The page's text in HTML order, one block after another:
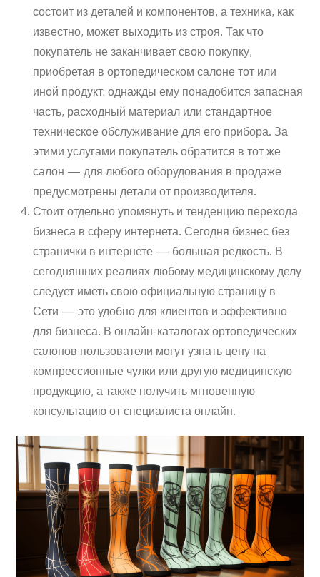
состоит из деталей и компонентов, а техника, как
известно, может выходить из строя. Так что
покупатель не заканчивает свою покупку,
приобретая в ортопедическом салоне тот или
иной продукт: однажды ему понадобится запасная
часть, расходный материал или стандартное
техническое обслуживание для его прибора. За
этими услугами покупатель обратится в тот же
салон — для любого оборудования в продаже
предусмотрены детали от производителя.
Стоит отдельно упомянуть и тенденцию перехода
бизнеса в сферу интернета. Сегодня бизнес без
странички в интернете — большая редкость. В
сегодняшних реалиях любому медицинскому делу
следует иметь свою официальную страницу в
Сети — это удобно для клиентов и эффективно
для бизнеса. В онлайн-каталогах ортопедических
салонов пользователи могут узнать цену на
компрессионные чулки или другую медицинскую
продукцию, а также получить мгновенную
консультацию от специалиста онлайн.